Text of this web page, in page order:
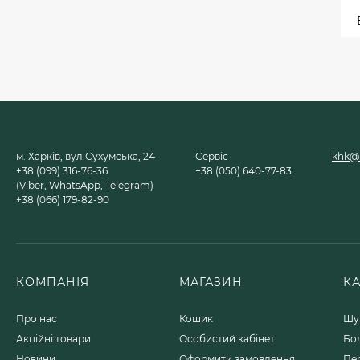
Mega 700-90 D, 90л
(601542000)
78 524 грн.
Відбійний молоток
м. Харків, вул.Сухумська, 24
+38 (099) 316-76-36
(Viber, WhatsApp, Telegram)
+38 (066) 179-82-90
Сервіс
+38 (050) 640-77-83
КОМПАНІЯ
Про нас
Акційні товари
МАГАЗИН
Кошик
Особистий кабінет